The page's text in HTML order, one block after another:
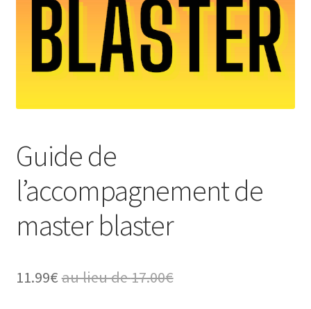
Contact
Mon compte
Guide de
l’accompagnement de
master blaster
11.99€ au lieu de17.00€